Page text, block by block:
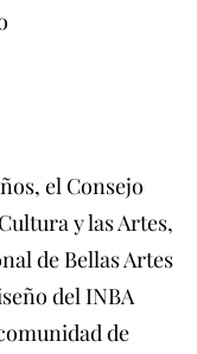
el Consejo
y las Artes,
de Bellas Artes
del INBA
de